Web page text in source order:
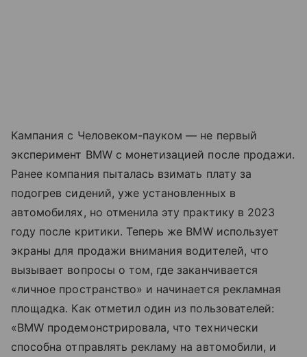
Кампания с Человеком-пауком — не первый
эксперимент BMW с монетизацией после продажи.
Ранее компания пыталась взимать плату за
подогрев сидений, уже установленных в
автомобилях, но отменила эту практику в 2023
году после критики. Теперь же BMW использует
экраны для продажи внимания водителей, что
вызывает вопросы о том, где заканчивается
«личное пространство» и начинается рекламная
площадка. Как отметил один из пользователей:
«BMW продемонстрировала, что технически
способна отправлять рекламу на автомобили, и